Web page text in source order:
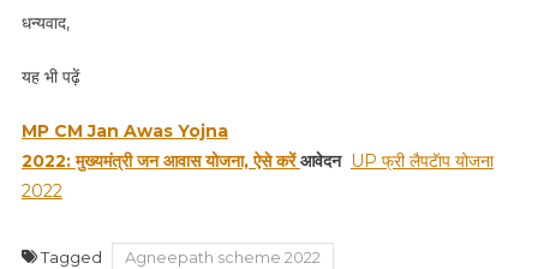
धन्यवाद,
यह भी पढ़ें
MP CM Jan Awas Yojna
2022:मुख्यमंत्री जन आवास योजना, ऐसे करें आवेदन UP फ्री लैपटॅाप योजना
2022
Tagged
Agneepath scheme 2022